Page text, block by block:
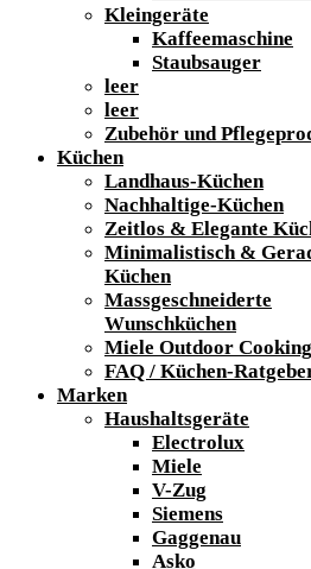
Kleingeräte
Kaffeemaschine
Staubsauger
leer
leer
Zubehör und
Küchen
Landhaus-Küchen
Nachhaltige-Küchen
Zeitlos & Elegante
Minimalistisch &
Küchen
Massgeschneiderte
Wunschküchen
Miele Outdoor Cooking
FAQ / Küchen-
Marken
Haushaltsgeräte
Electrolux
Miele
V-Zug
Siemens
Gaggenau
Asko